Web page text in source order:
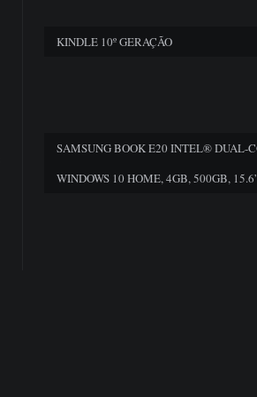
KINDLE 10º GERAÇÃO
SAMSUNG BOOK E20 INTEL® DUAL-
WINDOWS 10 HOME, 4GB, 500GB,